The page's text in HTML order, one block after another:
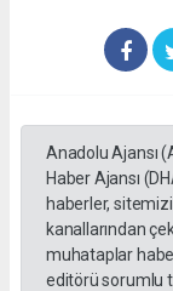
Anadolu Ajansı
Haber Ajansı
haberler,
kanallarından
muhataplar
editörü sorumlu